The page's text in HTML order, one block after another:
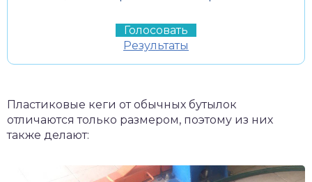
Результаты
Пластиковые кеги от обычных бутылок
отличаются только размером, поэтому из них
также делают: